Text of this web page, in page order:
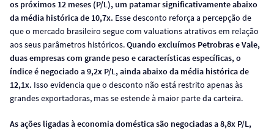
os próximos 12 meses (P/L), um patamar significativamente abaixo
da média histórica de 10,7x. Esse desconto reforça a percepção de
que o mercado brasileiro segue com valuations atrativos em relação
aos seus parâmetros históricos.Quando excluímos Petrobras e Vale,
duas empresas com grande peso e características específicas, o
índice é negociado a 9,2x P/L, ainda abaixo da média histórica de
12,1x. Isso evidencia que o desconto não está restrito apenas às
grandes exportadoras, mas se estende à maior parte da carteira.
As ações ligadas à economia doméstica são negociadas a 8,8x P/L,